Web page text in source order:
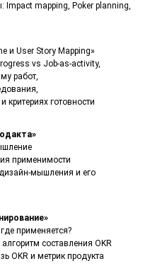
Impact mapping, Poker planning,
и User Story Mapping»
vs Job-as-activity,
работ,
критериях готовности
применимости
мышления и его
применяется?
составления OKR
OKR и метрик продукта